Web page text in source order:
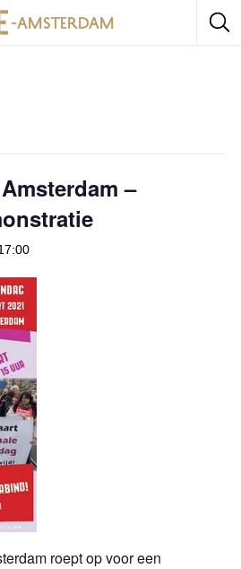
–
roept op voor een